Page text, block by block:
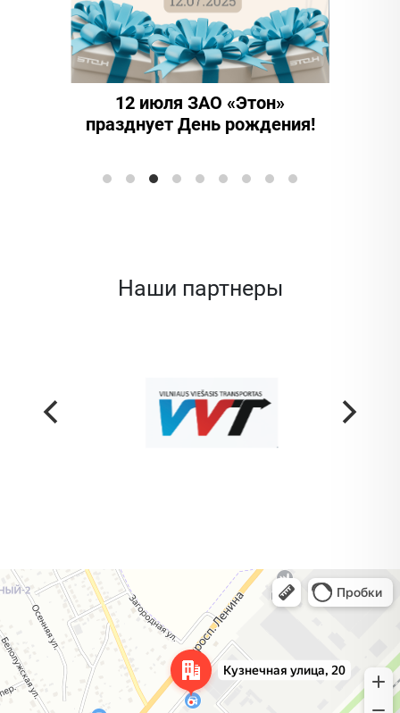
12 июля ЗАО «Этон»
празднует День рождения!
Наши партнеры
Жодино
Кузнечная улица, 20 — Яндекс Карты